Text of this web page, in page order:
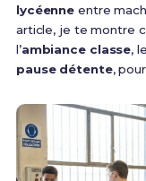
lycéenne entre
article, je te montre
l’ambiance classe,
pause détente,